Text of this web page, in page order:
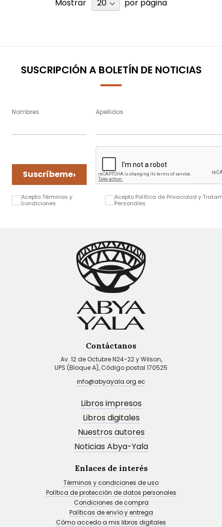
Mostrar por página
SUSCRIPCIÓN A BOLETÍN DE NOTICIAS
Nombres Apellidos
Suscríbeme›
Acepto Términos y
condiciones
Acepto Política de Privacidad y
Personales
Contáctanos
Av. 12 de Octubre N24-22 y Wilson,
UPS (Bloque A), Código postal 170525
info@abyayala.org.ec
Libros impresos
Libros digitales
Nuestros autores
Noticias Abya-Yala
Enlaces de interés
Términos y condiciones de uso
Política de protección de datos personales
Condiciones de compra
Políticas de envío y entrega
Cómo accedo a mis libros digitales